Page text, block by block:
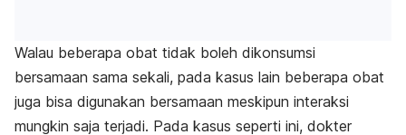
Walau beberapa obat tidak boleh dikonsumsi
bersamaan sama sekali, pada kasus lain beberapa obat
juga bisa digunakan bersamaan meskipun interaksi
mungkin saja terjadi. Pada kasus seperti ini, dokter